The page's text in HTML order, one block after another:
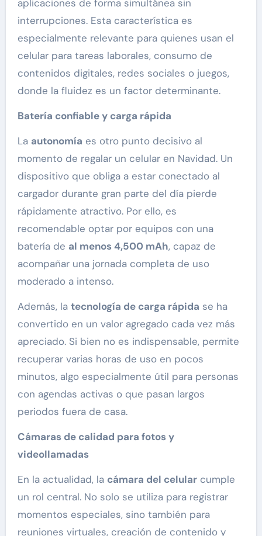
aplicaciones de forma simultánea sin
interrupciones. Esta característica es
especialmente relevante para quienes usan el
celular para tareas laborales, consumo de
contenidos digitales, redes sociales o juegos,
donde la fluidez es un factor determinante.
Batería confiable y carga rápida
La autonomía es otro punto decisivo al
momento de regalar un celular en Navidad. Un
dispositivo que obliga a estar conectado al
cargador durante gran parte del día pierde
rápidamente atractivo. Por ello, es
recomendable optar por equipos con una
batería de al menos 4,500 mAh, capaz de
acompañar una jornada completa de uso
moderado a intenso.
Además, la tecnología de carga rápida se ha
convertido en un valor agregado cada vez más
apreciado. Si bien no es indispensable, permite
recuperar varias horas de uso en pocos
minutos, algo especialmente útil para personas
con agendas activas o que pasan largos
periodos fuera de casa.
Cámaras de calidad para fotos y
videollamadas
En la actualidad, la cámara del celularcumple
un rol central. No solo se utiliza para registrar
momentos especiales, sino también para
reuniones virtuales, creación de contenido y